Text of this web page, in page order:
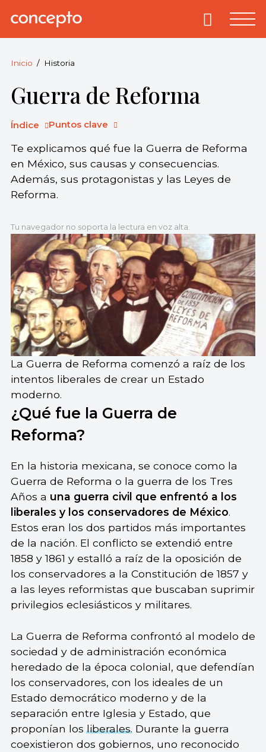
Concepto.
derechos
reservados.
Primary
Inicio Historia
Guerra de Reforma
Índice Puntos clave
Te explicamos qué fue la Guerra de Reforma
en México, sus causas y consecuencias.
Además, sus protagonistas y las Leyes de
Reforma.
Tu navegador no soporta la lectura en voz alta.
La Guerra de Reforma comenzó a raíz de los
intentos liberales de crear un Estado
moderno.
¿Qué fue la Guerra de
Reforma?
En la historia mexicana, se conoce como la
Guerra de Reforma o la guerra de los Tres
Años a una guerra civil que enfrentó a los
liberales y los conservadores de México.
Estos eran los dos partidos más importantes
de la nación. El conflicto se extendió entre
1858 y 1861 y estalló a raíz de la oposición de
los conservadores a la Constitución de 1857 y
a las leyes reformistas que buscaban suprimir
privilegios eclesiásticos y militares.
La Guerra de Reforma confrontó al modelo de
sociedad y de administración económica
heredado de la época colonial, que defendían
los conservadores, con los ideales de un
Estado democrático moderno y de la
separación entre Iglesia y Estado, que
proponían losliberales. Durante la guerra
coexistieron dos gobiernos, uno reconocido